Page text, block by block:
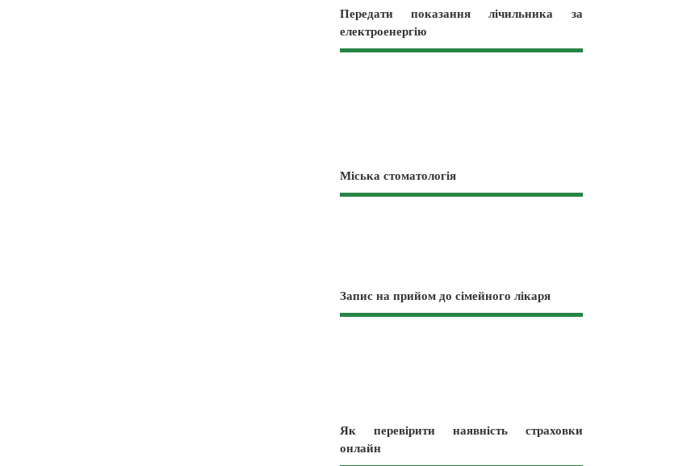
Передати показання лічильника за
електроенергію
Міська стоматологія
Запис на прийом до сімейного лікаря
Як перевірити наявність страховки
онлайн